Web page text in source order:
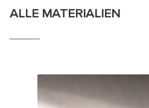
ALLE MATERIALIEN